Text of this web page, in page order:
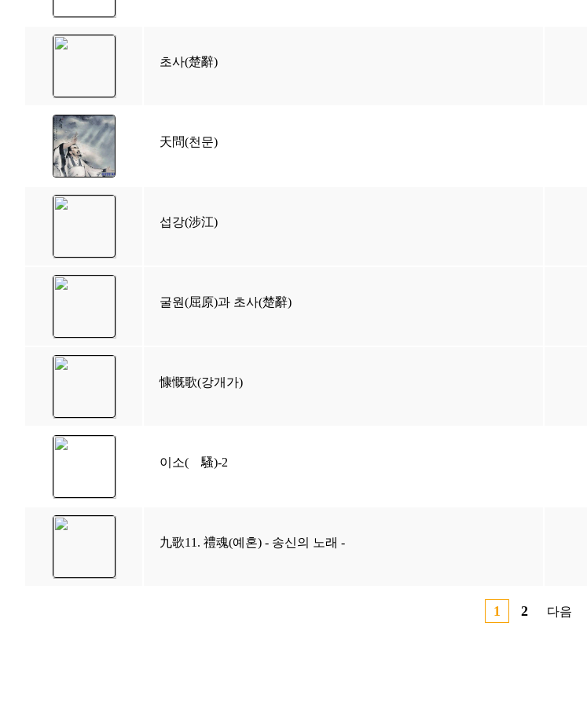
초사(楚辭)
天問(천문)
섭강(涉江)
굴원(屈原)과 초사(楚辭)
慷慨歌(강개가)
이소(離騷)-2
九歌11. 禮魂(예혼) - 송신의 노래 -
1 2 다음